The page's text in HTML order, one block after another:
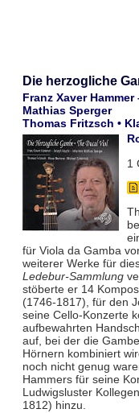
Die herzogliche
Franz Xaver
Mathias Sperger
Thomas Fritzsch •
1
für Viola da Gamba
weiterer Werke für
Ledebur-Sammlung
stöberte er 14
(1746-1817), für den
seine Cello-Konzerte
aufbewahrten
auf, bei der die
Hörnern kombiniert
noch nicht genug
Hammers für seine
Ludwigsluster
1812) hinzu.